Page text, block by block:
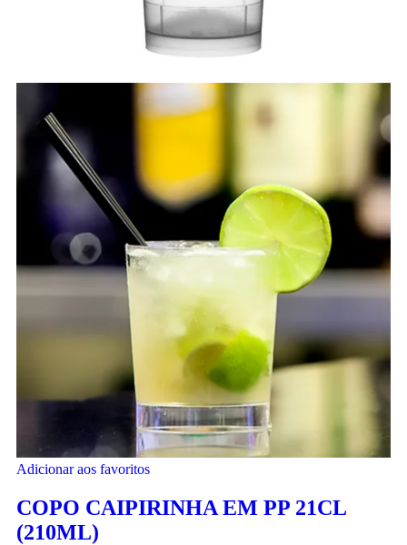
Adicionar aos favoritos
COPO CAIPIRINHA EM PP 21CL
(210ML)